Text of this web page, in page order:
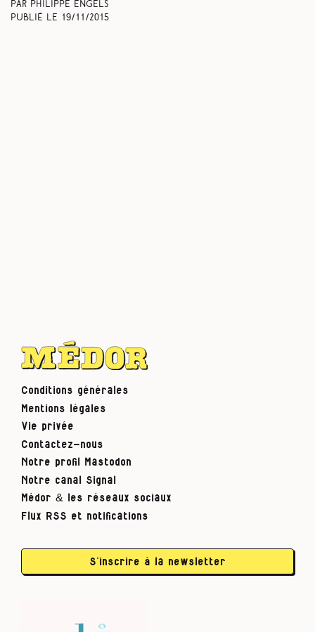
Par Philippe Engels
Publié le 19/11/2015
Conditions générales
Mentions légales
Vie privée
Contactez-nous
Notre profil Mastodon
Notre canal Signal
Médor & les réseaux sociaux
Flux RSS et notifications
S’inscrire à la newsletter